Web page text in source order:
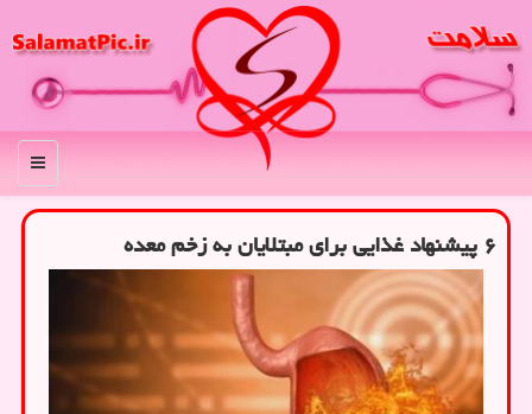
منو
۶ پیشنهاد غذایی برای مبتلایان به زخم معده